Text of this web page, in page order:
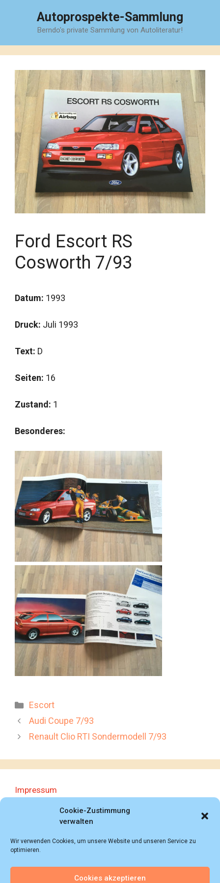
Cookie-Zustimmung
verwalten
Wir verwenden Cookies, um unsere Website und unseren Service zu
optimieren.
Cookies akzeptieren
Autoprospekte-Sammlung
Berndo's private Sammlung von Autoliteratur!
Ford Escort RS
Cosworth 7/93
Datum: 1993
Druck: Juli 1993
Text: D
Seiten: 16
Zustand: 1
Besonderes:
Kategorien
Escort
Audi Coupe 7/93
Renault Clio RTI Sondermodell 7/93
Impressum
Datenschutzerklärung